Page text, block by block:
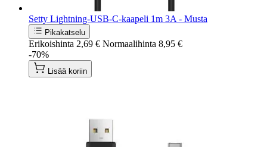
Setty Lightning-USB-C-kaapeli 1m 3A - Musta
Pikakatselu
Erikoishinta 2,69 € Normaalihinta 8,95 €
-70%
Lisää koriin